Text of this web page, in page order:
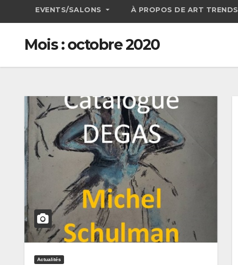
EVENTS/SALONS À PROPOS DE ART TRENDS
Mois :octobre 2020
Actualités